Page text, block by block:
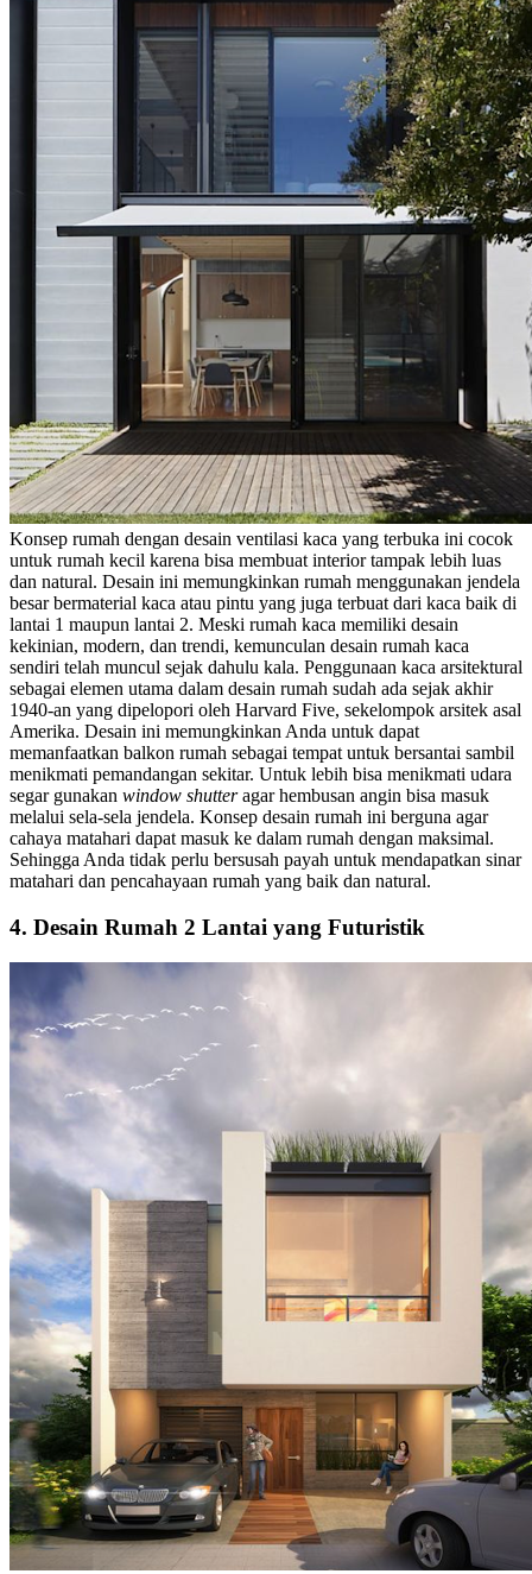
Konsep rumah dengan desain ventilasi kaca yang terbuka ini cocok
untuk rumah kecil karena bisa membuat interior tampak lebih luas
dan natural. Desain ini memungkinkan rumah menggunakan jendela
besar bermaterial kaca atau pintu yang juga terbuat dari kaca baik di
lantai 1 maupun lantai 2. Meski rumah kaca memiliki desain
kekinian, modern, dan trendi, kemunculan desain rumah kaca
sendiri telah muncul sejak dahulu kala. Penggunaan kaca arsitektural
sebagai elemen utama dalam desain rumah sudah ada sejak akhir
1940-an yang dipelopori oleh Harvard Five, sekelompok arsitek asal
Amerika. Desain ini memungkinkan Anda untuk dapat
memanfaatkan balkon rumah sebagai tempat untuk bersantai sambil
menikmati pemandangan sekitar. Untuk lebih bisa menikmati udara
segar gunakan window shutteragar hembusan angin bisa masuk
melalui sela-sela jendela. Konsep desain rumah ini berguna agar
cahaya matahari dapat masuk ke dalam rumah dengan maksimal.
Sehingga Anda tidak perlu bersusah payah untuk mendapatkan sinar
matahari dan pencahayaan rumah yang baik dan natural.
4. Desain Rumah 2 Lantai yang Futuristik